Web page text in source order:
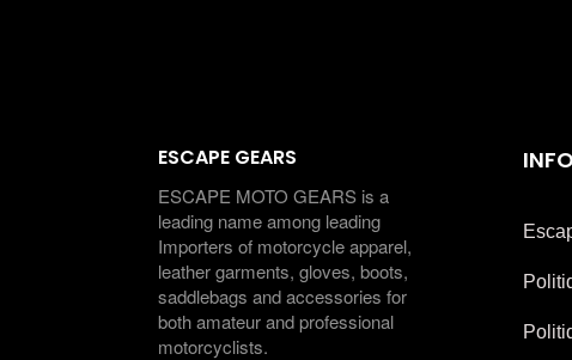
ESCAPE GEARS
ESCAPE MOTO GEARS is a
leading name among leading
Importers of motorcycle apparel,
leather garments, gloves, boots,
saddlebags and accessories for
both amateur and professional
motorcyclists.